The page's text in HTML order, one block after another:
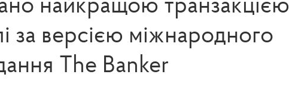
за версією міжнародного
The Banker